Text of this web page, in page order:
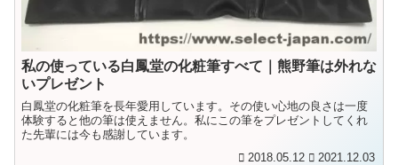
私の使っている白鳳堂の化粧筆すべて｜熊野筆は外れな
いプレゼント
白鳳堂の化粧筆を長年愛用しています。その使い心地の良さは一度
体験すると他の筆は使えません。私にこの筆をプレゼントしてくれ
た先輩には今も感謝しています。
2018.05.12 2021.12.03